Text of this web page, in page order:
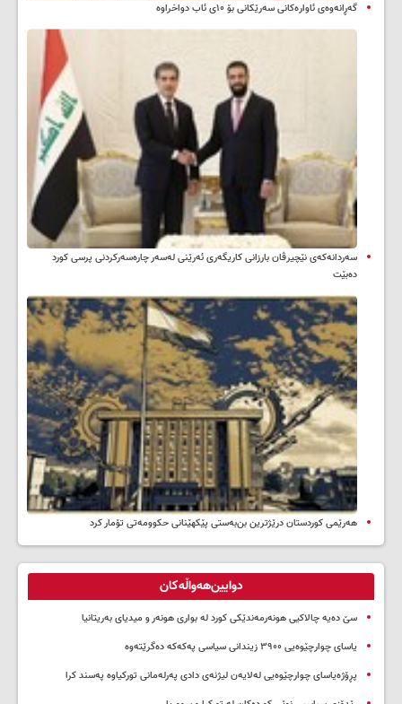
گەڕانەوەی ئاوارەکانی سەرێکانی بۆ ۱۰ی ئاب دواخراوە
سه‌ردانه‌کەی نێچیرڤان بارزانی كاریگه‌ری ئه‌رێنی له‌سه‌ر چاره‌سه‌ركردنی پرسی كورد
ده‌بێت
هەرێمی کوردستان درێژترین بن‌بەستی پێکهێنانی حکوومەتی تۆمار کرد
دوایین‌هەواڵەکان
سێ دەیە چالاکیی هونەرمەندێکی کورد لە بواری هونەر و میدیای بەریتانیا
یاسای چوارچێوەیی ۳۹۰۰ زیندانی سیاسی پەکەکە دەگرێتەوە
پڕۆژەیاسای چوارچێوەیی لەلایەن لیژنەی دادی پەرلەمانی تورکیاوە پەسند کرا